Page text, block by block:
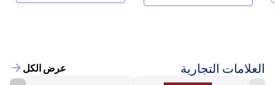
العلامات التجارية عرض الكل